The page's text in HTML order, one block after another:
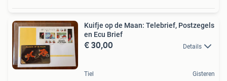
Kuifje op de Maan: Telebrief, Postzegels
en Ecu Brief
€ 30,00 Details
Tiel Gisteren